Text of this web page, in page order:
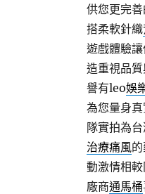
供您更完
搭柔軟針織
遊戲體驗
造重視品
譽有leo娛
為您量身
隊實拍為
治療痛風
動激情相
廠商通馬桶